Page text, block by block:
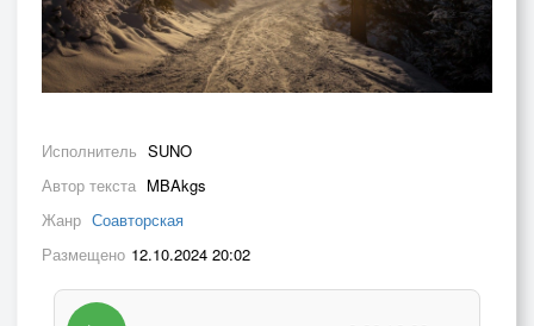
Исполнитель SUNO
Автор текста MBAkgs
Жанр Соавторская
Размещено 12.10.2024 20:02